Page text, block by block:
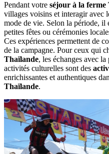
Pendant votre séjour à la ferme
villages voisins et interagir avec
mode de vie. Selon la période, il
petites fêtes ou cérémonies
Ces expériences permettent de
de la campagne. Pour ceux qui
Thaïlande, les échanges avec
activités culturelles sont des
enrichissantes et authentiques
Thaïlande.